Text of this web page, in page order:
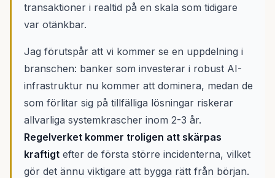
transaktioner i realtid på en skala som tidigare
var otänkbar.
Jag förutspår att vi kommer se en uppdelning i
branschen: banker som investerar i robust AI-
infrastruktur nu kommer att dominera, medan de
som förlitar sig på tillfälliga lösningar riskerar
allvarliga systemkrascher inom 2-3 år.
Regelverket kommer troligen att skärpas
kraftigt efter de första större incidenterna, vilket
gör det ännu viktigare att bygga rätt från början.